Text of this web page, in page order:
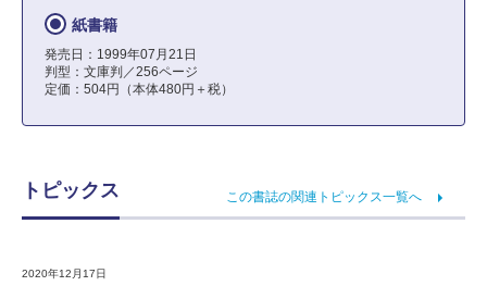
紙書籍
発売日：1999年07月21日
判型：文庫判／256ページ
定価：504円（本体480円＋税）
トピックス この書誌の関連トピックス一覧へ
2020年12月17日